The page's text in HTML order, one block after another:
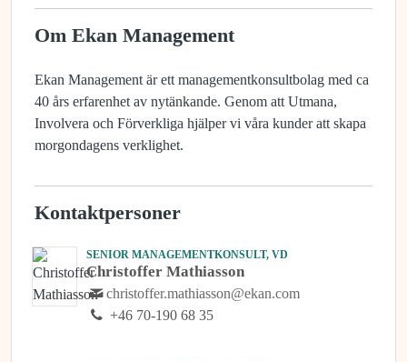
Om Ekan Management
Ekan Management är ett managementkonsultbolag med ca
40 års erfarenhet av nytänkande. Genom att Utmana,
Involvera och Förverkliga hjälper vi våra kunder att skapa
morgondagens verklighet.
Kontaktpersoner
SENIOR MANAGEMENTKONSULT, VD
Christoffer Mathiasson
christoffer.mathiasson@ekan.com
+46 70-190 68 35